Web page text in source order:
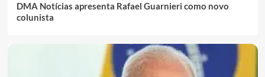
DMA Notícias apresenta Rafael Guarnieri como novo
colunista